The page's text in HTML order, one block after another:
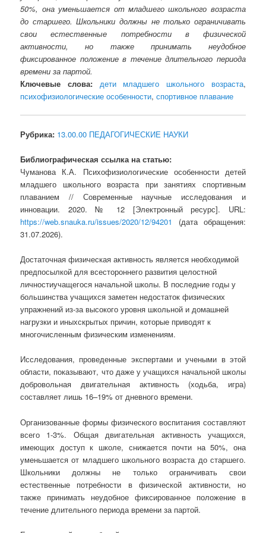
50%, она уменьшается от младшего школьного возраста
до старшего. Школьники должны не только ограничивать
свои естественные потребности в физической
активности, но также принимать неудобное
фиксированное положение в течение длительного периода
времени за партой.
Ключевые слова:
дети младшего школьного возраста,
психофизиологические особенности,спортивное плавание
Рубрика: 13.00.00 ПЕДАГОГИЧЕСКИЕ НАУКИ
Библиографическая ссылка на статью:
Чуманова К.А. Психофизиологические особенности детей
младшего школьного возраста при занятиях спортивным
плаванием // Современные научные исследования и
инновации. 2020. № 12 [Электронный ресурс]. URL:
https://web.snauka.ru/issues/2020/12/94201
(дата обращения:
31.07.2026).
Достаточная физическая активность является необходимой
предпосылкой для всестороннего развития целостной
личностиучащегося начальной школы. В последние годы у
большинства учащихся заметен недостаток физических
упражнений из-за высокого уровня школьной и домашней
нагрузки и иныхскрытых причин, которые приводят к
многочисленным физическим изменениям.
Исследования, проведенные экспертами и учеными в этой
области, показывают, что даже у учащихся начальной школы
добровольная двигательная активность (ходьба, игра)
составляет лишь 16–19% от дневного времени.
Организованные формы физического воспитания составляют
всего 1-3%. Общая двигательная активность учащихся,
имеющих доступ к школе, снижается почти на 50%, она
уменьшается от младшего школьного возраста до старшего.
Школьники должны не только ограничивать свои
естественные потребности в физической активности, но
также принимать неудобное фиксированное положение в
течение длительного периода времени за партой.